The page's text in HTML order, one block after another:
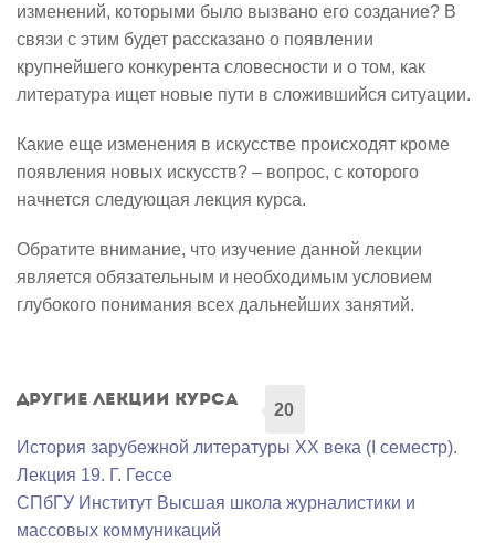
изменений, которыми было вызвано его создание? В
связи с этим будет рассказано о появлении
крупнейшего конкурента словесности и о том, как
литература ищет новые пути в сложившийся ситуации.
Какие еще изменения в искусстве происходят кроме
появления новых искусств? – вопрос, с которого
начнется следующая лекция курса.
Обратите внимание, что изучение данной лекции
является обязательным и необходимым условием
глубокого понимания всех дальнейших занятий.
Другие лекции курса
20
История зарубежной литературы XX века (I семестр).
Лекция 19. Г. Гессе
СПбГУ Институт Высшая школа журналистики и
массовых коммуникаций